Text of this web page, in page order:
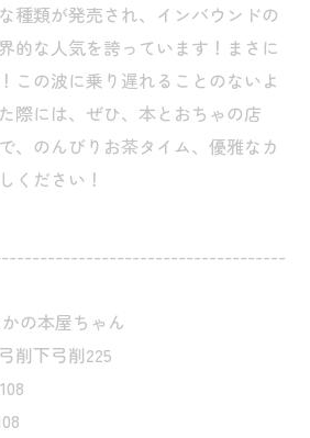
種類が発売され、インバウンドの
的な人気を誇っています！まさに
この波に乗り遅れることのないよ
際には、ぜひ、本とおちゃの店
、のんびりお茶タイム、優雅なカ
ください！
の本屋ちゃん
削下弓削225